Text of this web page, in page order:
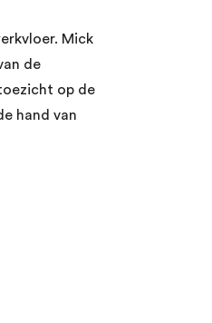
Mick
de
op de
hand van